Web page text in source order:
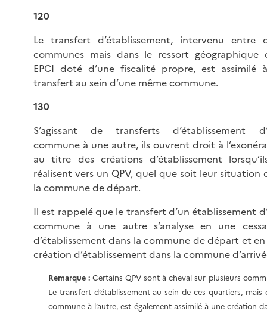
120
Le transfert d’établissement, intervenu entre
communes mais dans le ressort géographique
EPCI doté d’une fiscalité propre, est assimilé
transfert au sein d’une même commune.
130
S’agissant de transferts d’établissement
commune à une autre, ils ouvrent droit à
au titre des créations d’établissement
réalisent vers un QPV, quel que soit leur situation
la commune de départ.
Il est rappelé que le transfert d’un établissement
commune à une autre s’analyse en une
d’établissement dans la commune de départ et
création d’établissement dans la commune
Remarque :Certains QPV sont à cheval sur plusieurs
Le transfert d’établissement au sein de ces quartiers, mais
commune à l’autre, est également assimilé à une création